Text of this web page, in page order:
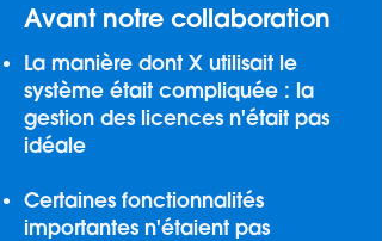
Avant notre collaboration
La manière dont X utilisait le
système était compliquée : la
gestion des licences n'était pas
idéale
Certaines fonctionnalités
importantes n'étaient pas